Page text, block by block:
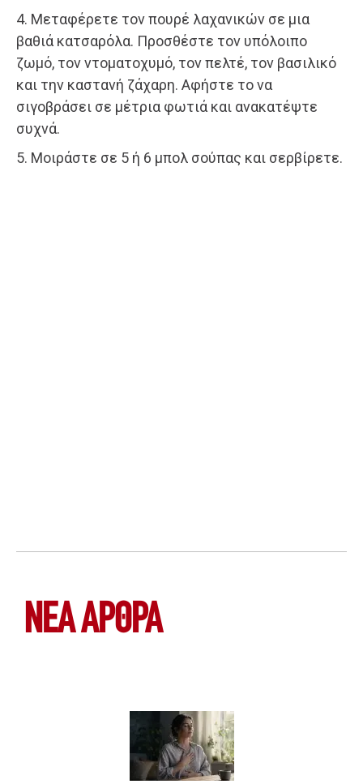
4. Μεταφέρετε τον πουρέ λαχανικών σε μια
βαθιά κατσαρόλα. Προσθέστε τον υπόλοιπο
ζωμό, τον ντοματοχυμό, τον πελτέ, τον βασιλικό
και την καστανή ζάχαρη. Αφήστε το να
σιγοβράσει σε μέτρια φωτιά και ανακατέψτε
συχνά.
5. Μοιράστε σε 5 ή 6 μπολ σούπας και σερβίρετε.
ΝΕΑ ΆΡΘΡΑ